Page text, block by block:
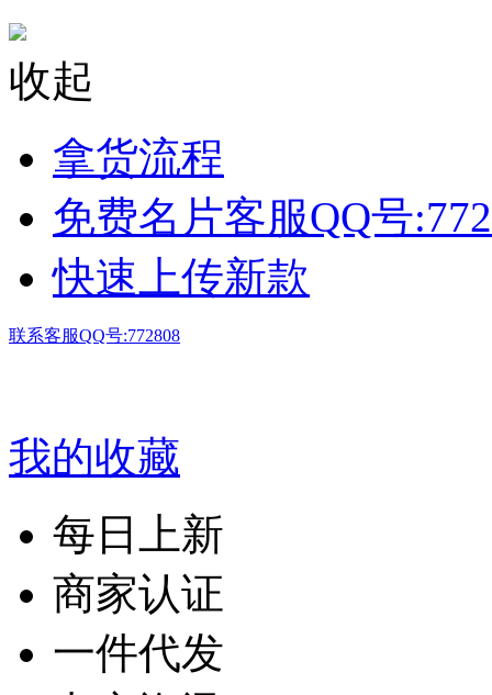
收起
拿货流程
免费名片客服QQ号
快速上传新款
联系客服QQ号:772808
我的收藏
每日上新
商家认证
一件代发